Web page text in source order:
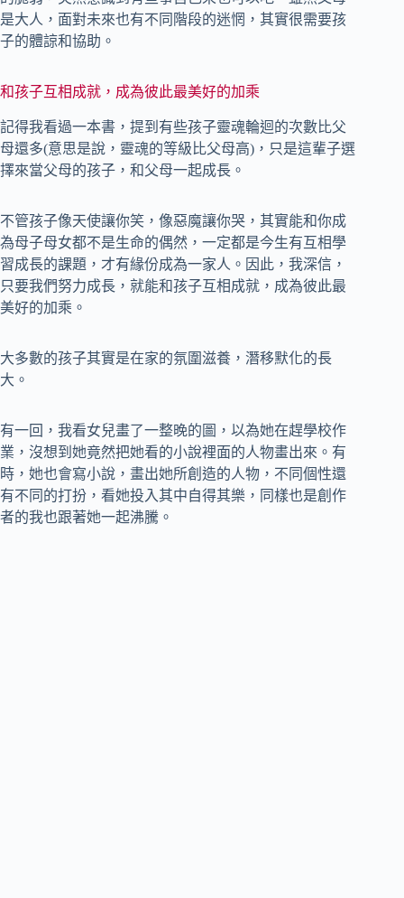
是大人，面對未來也有不同階段的迷惘，其實很需要孩
子的體諒和協助。
和孩子互相成就，成為彼此最美好的加乘
記得我看過一本書，提到有些孩子靈魂輪迴的次數比父
母還多(意思是說，靈魂的等級比父母高)，只是這輩子選
擇來當父母的孩子，和父母一起成長。
不管孩子像天使讓你笑，像惡魔讓你哭，其實能和你成
為母子母女都不是生命的偶然，一定都是今生有互相學
習成長的課題，才有緣份成為一家人。因此，我深信，
只要我們努力成長，就能和孩子互相成就，成為彼此最
美好的加乘。
大多數的孩子其實是在家的氛圍滋養，潛移默化的長
大。
有一回，我看女兒畫了一整晚的圖，以為她在趕學校作
業，沒想到她竟然把她看的小說裡面的人物畫出來。有
時，她也會寫小說，畫出她所創造的人物，不同個性還
有不同的打扮，看她投入其中自得其樂，同樣也是創作
者的我也跟著她一起沸騰。